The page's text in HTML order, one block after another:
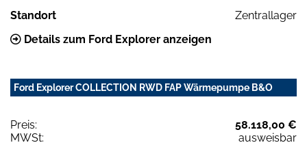
Standort
Zentrallager
Details zum Ford Explorer anzeigen
Ford Explorer COLLECTION RWD FAP Wärmepumpe B&O
Preis:
58.118,00 €
MWSt:
ausweisbar